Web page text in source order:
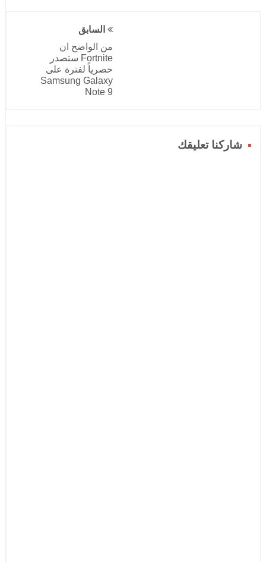
السابق
من الواضح ان
Fortnite ستصدر
حصرياً لفترة على
Samsung Galaxy
Note 9
شاركنا تعليقك